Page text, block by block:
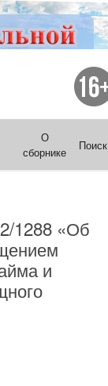
О
сборнике
Поиск
1288 «Об
и